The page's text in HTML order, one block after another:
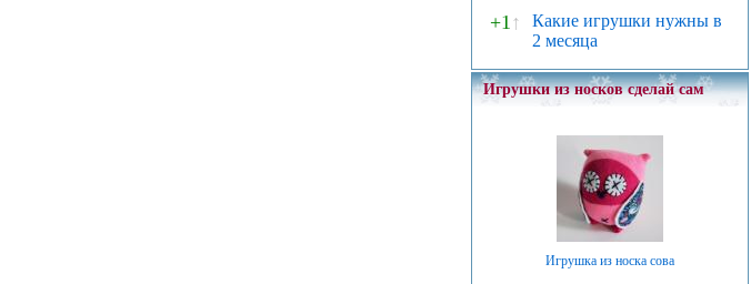
+1↑
Какие игрушки нужны в
2 месяца
Игрушки из носков сделай сам
Игрушка из носка сова